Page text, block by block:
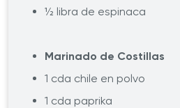
½ libra de espinaca
Marinado de Costillas
1 cda chile en polvo
1 cda paprika